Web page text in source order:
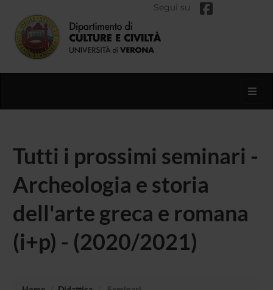
Segui su
Tutti i prossimi seminari -
Archeologia e storia
dell'arte greca e romana
(i+p) - (2020/2021)